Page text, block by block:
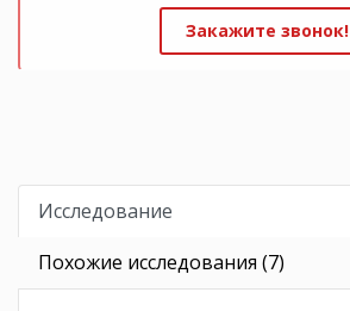
Закажите звонок!
Исследование
Похожие исследования (7)